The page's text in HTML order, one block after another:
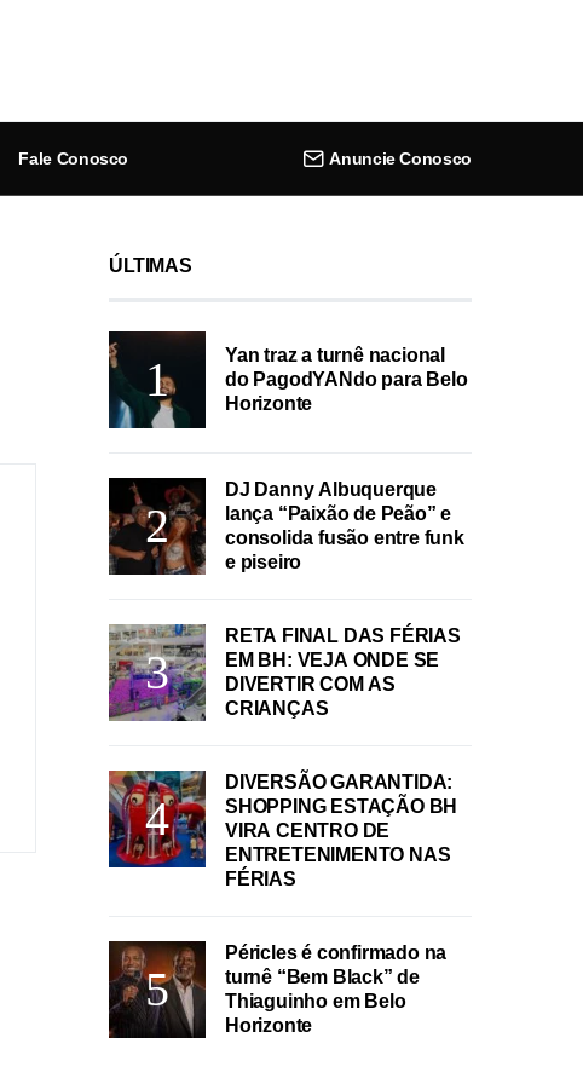
Fale Conosco Anuncie Conosco
ÚLTIMAS
Yan traz a turnê nacional
do PagodYANdo para Belo
Horizonte
DJ Danny Albuquerque
lança “Paixão de Peão” e
consolida fusão entre funk
e piseiro
RETA FINAL DAS FÉRIAS
EM BH: VEJA ONDE SE
DIVERTIR COM AS
CRIANÇAS
DIVERSÃO GARANTIDA:
SHOPPING ESTAÇÃO BH
VIRA CENTRO DE
ENTRETENIMENTO NAS
FÉRIAS
Péricles é confirmado na
turnê “Bem Black” de
Thiaguinho em Belo
Horizonte